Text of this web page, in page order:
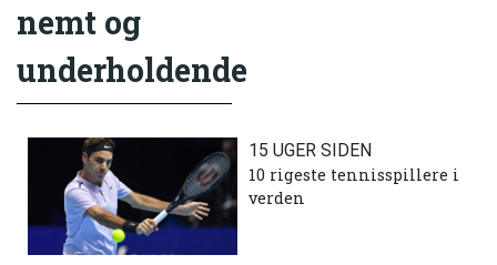
nemt og
underholdende
15 UGER SIDEN
10 rigeste tennisspillere i
verden